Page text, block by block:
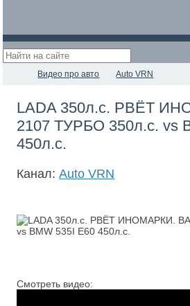
Видео про авто Auto VRN
LADA 350л.с. РВЁТ
2107 ТУРБО 350л.с. vs
450л.с.
Канал:Auto VRN
Смотреть видео: